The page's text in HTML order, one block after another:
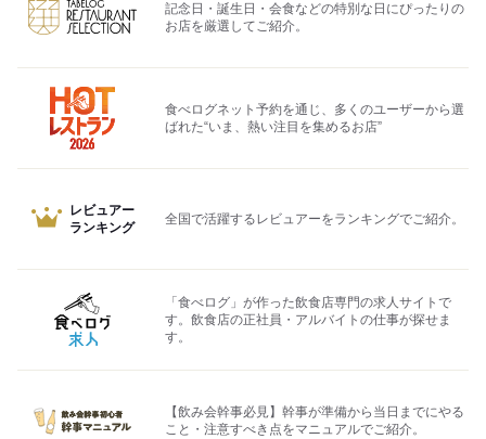
記念日・誕生日・会食などの特別な日にぴったりの
お店を厳選してご紹介。
食べログネット予約を通じ、多くのユーザーから選
ばれた“いま、熱い注目を集めるお店”
レビュアー
ランキング
全国で活躍するレビュアーをランキングでご紹介。
「食べログ」が作った飲食店専門の求人サイトで
す。飲食店の正社員・アルバイトの仕事が探せま
す。
【飲み会幹事必見】幹事が準備から当日までにやる
こと・注意すべき点をマニュアルでご紹介。